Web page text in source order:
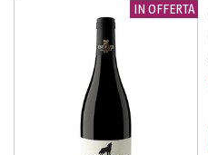
IN OFFERTA